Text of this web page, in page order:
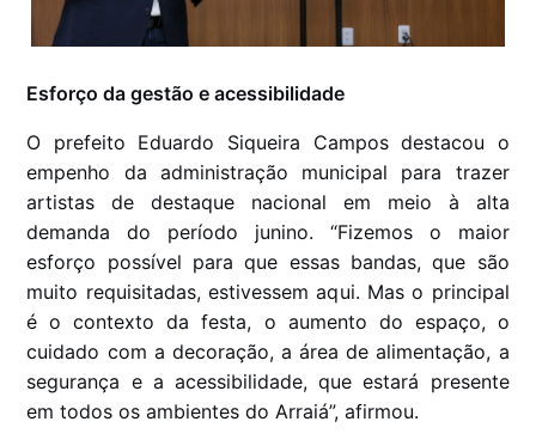
Esforço da gestão e acessibilidade
O prefeito Eduardo Siqueira Campos destacou o
empenho da administração municipal para trazer
artistas de destaque nacional em meio à alta
demanda do período junino. “Fizemos o maior
esforço possível para que essas bandas, que são
muito requisitadas, estivessem aqui. Mas o principal
é o contexto da festa, o aumento do espaço, o
cuidado com a decoração, a área de alimentação, a
segurança e a acessibilidade, que estará presente
em todos os ambientes do Arraiá”, afirmou.